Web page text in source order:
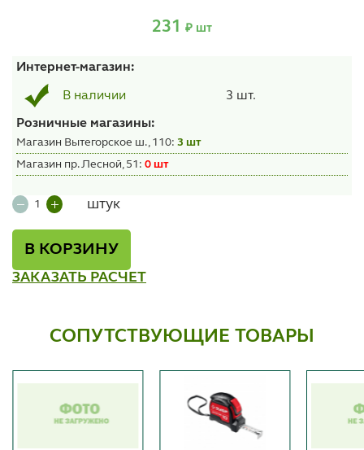
231 ₽ шт
Интернет-магазин:
В наличии 3 шт.
Розничные магазины:
Магазин Вытегорское ш., 110: 3 шт
Магазин пр. Лесной, 51: 0 шт
штук
В КОРЗИНУ
ЗАКАЗАТЬ РАСЧЕТ
СОПУТСТВУЮЩИЕ ТОВАРЫ